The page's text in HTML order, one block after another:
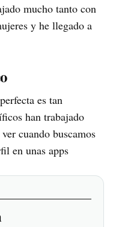
mucho tanto con
y he llegado a
es tan
han trabajado
cuando buscamos
en unas apps